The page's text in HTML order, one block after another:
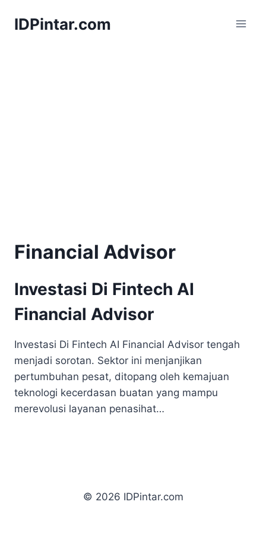
IDPintar.com
Financial Advisor
Investasi Di Fintech AI
Financial Advisor
Investasi Di Fintech AI Financial Advisor tengah
menjadi sorotan. Sektor ini menjanjikan
pertumbuhan pesat, ditopang oleh kemajuan
teknologi kecerdasan buatan yang mampu
merevolusi layanan penasihat…
© 2026 IDPintar.com